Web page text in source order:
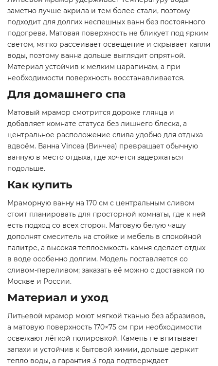
заметно лучше акрила и тем более стали, поэтому
подходит для долгих неспешных ванн без постоянного
подогрева. Матовая поверхность не бликует под ярким
светом, мягко рассеивает освещение и скрывает капли
воды, поэтому ванна дольше выглядит опрятной.
Материал устойчив к мелким царапинам, а при
необходимости поверхность восстанавливается.
Для домашнего спа
Матовый мрамор смотрится дороже глянца и
добавляет комнате статуса без лишнего блеска, а
центральное расположение слива удобно для отдыха
вдвоём. Ванна Vincea (Винчеа) превращает обычную
ванную в место отдыха, где хочется задержаться
подольше.
Как купить
Мраморную ванну на 170 см с центральным сливом
стоит планировать для просторной комнаты, где к ней
есть подход со всех сторон. Матовую белую чашу
дополнят смеситель на стойке и мебель в спокойной
палитре, а высокая теплоёмкость камня сделает отдых
в воде особенно долгим. Модель поставляется со
сливом-переливом; заказать её можно с доставкой по
Москве и России.
Материал и уход
Литьевой мрамор моют мягкой тканью без абразивов,
а матовую поверхность 170×75 см при необходимости
освежают лёгкой полировкой. Камень не впитывает
запахи и устойчив к бытовой химии, дольше держит
тепло воды, а гарантия 3 года подтверждает